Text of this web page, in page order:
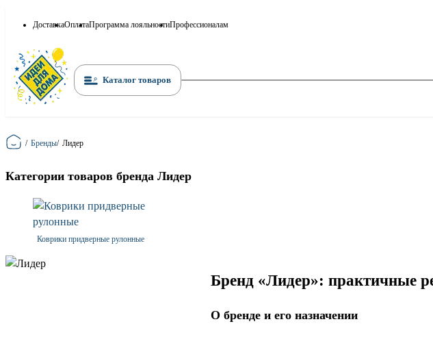
ДоставкаОплатаПрограмма лояльностиПрофессионалам
Каталог товаров
Главная
/ Бренды/ Лидер
Категории товаров бренда Лидер
Коврики придверные рулонные
Бренд «Лидер»: практичные
О бренде и его назначении